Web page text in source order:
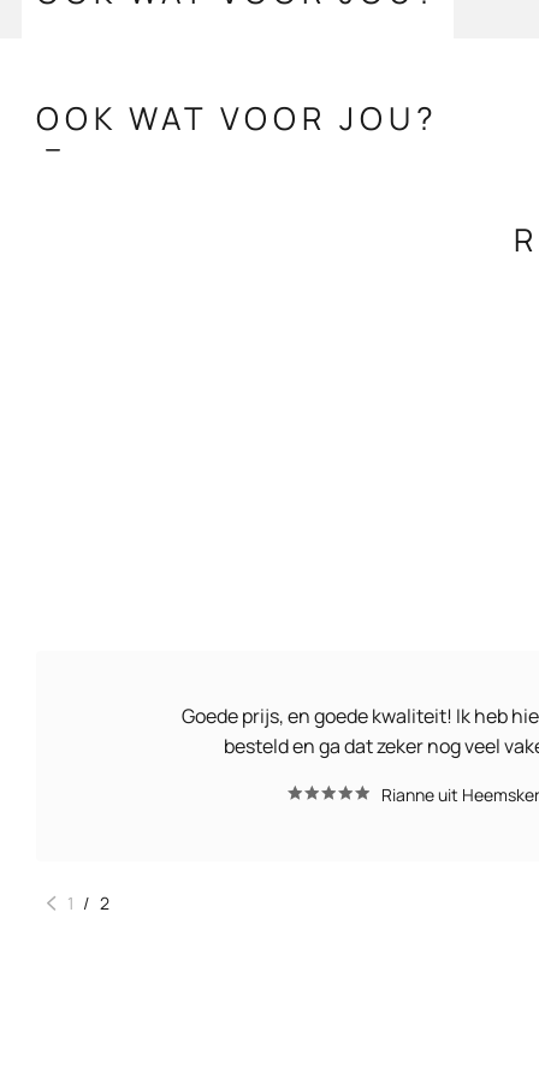
OOK WAT VOOR JOU?
Goede prijs, en goede kwaliteit! Ik heb
besteld en ga dat zeker nog veel
Rianne uit
1 / 2